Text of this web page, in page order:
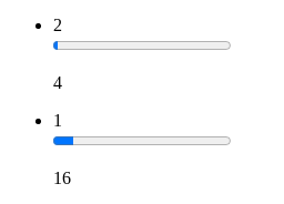
2
4
1
16